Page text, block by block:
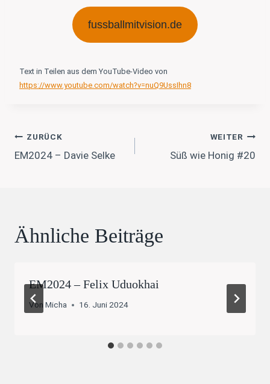
fussballmitvision.de
Text in Teilen aus dem YouTube-Video von
https://www.youtube.com/watch?v=nuQ9UssIhn8
Beitragsnavigation
ZURÜCK
EM2024 – Davie Selke
WEITER
Süß wie Honig #20
Ähnliche Beiträge
EM2024 – Felix Uduokhai
Von Micha 16. Juni 2024